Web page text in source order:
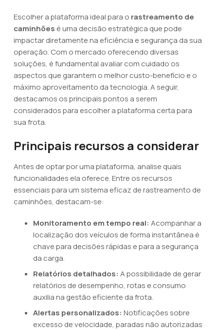
Escolher a plataforma ideal para o rastreamento de
caminhões é uma decisão estratégica que pode
impactar diretamente na eficiência e segurança da sua
operação. Com o mercado oferecendo diversas
soluções, é fundamental avaliar com cuidado os
aspectos que garantem o melhor custo-benefício e o
máximo aproveitamento da tecnologia. A seguir,
destacamos os principais pontos a serem
considerados para escolher a plataforma certa para
sua frota.
Principais recursos a considerar
Antes de optar por uma plataforma, analise quais
funcionalidades ela oferece. Entre os recursos
essenciais para um sistema eficaz de rastreamento de
caminhões, destacam-se:
Monitoramento em tempo real: Acompanhar a
localização dos veículos de forma instantânea é
chave para decisões rápidas e para a segurança
da carga.
Relatórios detalhados: A possibilidade de gerar
relatórios de desempenho, rotas e consumo
auxilia na gestão eficiente da frota.
Alertas personalizados: Notificações sobre
excesso de velocidade, paradas não autorizadas